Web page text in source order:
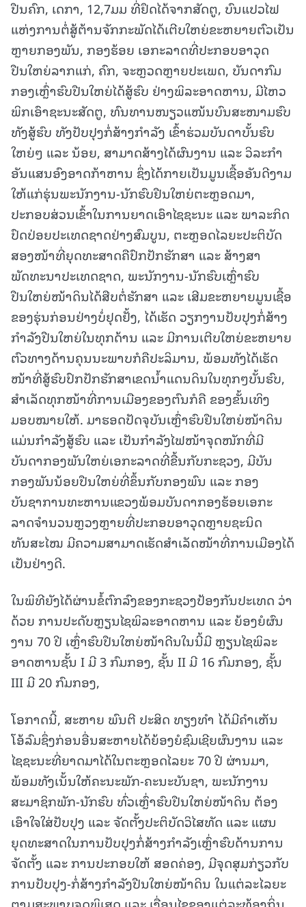
ປືນຄົກ, ເດກາ, 12,7ມມ ທີ່ຢຶດໄດ້ຈາກສັດຕູ, ບົນແປວໄຟ
ແຫ່ງການຕໍ່ສູ້ຕ້ານຈັກກະພັດໄດ້ເຕີບໃຫຍ່ຂະຫຍາຍຕົວເປັນ
ຫຼາຍກອງພັນ, ກອງຮ້ອຍ ເອກະລາດທີ່ປະກອບອາວຸດ
ປືນໃຫຍ່ລາກແກ່, ຄົກ, ຈະຫຼວດຫຼາຍປະເພດ, ບັນດາກົມ
ກອງເຫຼົ່າຮົບປືນໃຫຍ່ໄດ້ສູ້ຮົບ ຢ່າງພິລະອາດຫານ, ມີໄຫວ
ພິກເອົາຊະນະສັດຕູ, ທົນທານໜຽວແໜ້ນບົນສະໜາມຮົບ
ທັງສູ້ຮົບ ທັງປັບປຸງກໍ່ສ້າງກໍາລັງ ເຂົ້າຮ່ວມບັນດາບັ້ນຮົບ
ໃຫຍ່ໆ ແລະ ນ້ອຍ, ສາມາດສ້າງໄດ້ຜົນງານ ແລະ ວິລະກຳ
ອັນແສນອົງອາດກ້າຫານ ຊຶ່ງໄດ້ກາຍເປັນມູນເຊື້ອອັນດີງາມ
ໃຫ້ແກ່ຮຸ່ນພະນັກງານ-ນັກຮົບຢືນໃຫຍ່ຕະຫຼອດມາ,
ປະກອບສ່ວນເຂົ້າໃນການຍາດເອົາໄຊຊະນະ ແລະ ພາລະກິດ
ປົດປ່ອຍປະເທດຊາດຢ່າງສົມບູນ, ຕະຫຼອດໄລຍະປະຕິບັດ
ສອງໜ້າທີ່ຍຸດທະສາດຄືປົກປັກຮັກສາ ແລະ ສ້າງສາ
ພັດທະນາປະເທດຊາດ, ພະນັກງານ-ນັກຮົບເຫຼົ່າຮົບ
ປືນໃຫຍ່ໜ້າດິນໄດ້ສືບຕໍ່ຮັກສາ ແລະ ເສີມຂະຫຍາຍມູນເຊື້ອ
ຂອງຮຸ່ນກ່ອນຢ່າງບໍ່ຢຸດຢັ້ງ, ໄດ້ເຮັດ ວຽກງານປັບປຸງກໍ່ສ້າງ
ກຳລັງປືນໃຫຍ່ໃນທຸກດ້ານ ແລະ ມີການເຕີບໃຫຍ່ຂະຫຍາຍ
ຕົວທາງດ້ານຄຸນນະພາບກໍຄືປະລິມານ, ພ້ອມທັງໄດ້ເຮັດ
ໜ້າທີ່ສູ້ຮົບປົກປັກຮັກສາເຂດນໍ້າແດນດິນໃນທຸກໆບັ້ນຮົບ,
ສຳເລັດທຸກໜ້າທີ່ການເມືອງຂອງຕົນກໍຄື ຂອງຂັ້ນເທິງ
ມອບໝາຍໃຫ້. ມາຮອດປັດຈຸບັນເຫຼົ່າຮົບຢືນໃຫຍ່ໜ້າດິນ
ແມ່ນກຳລັງສູ້ຮົບ ແລະ ເປັນກໍາລັງໄຟໜ້າຈຸດໜັກທີ່ມີ
ບັນດາກອງພັນໃຫຍ່ເອກະລາດທີ່ຂື້ນກັບກະຊວງ, ມີບັນ
ກອງພັນນ້ອຍປືນໃຫຍ່ທີ່ຂຶ້ນກັບກອງພົນ ແລະ ກອງ
ບັນຊາການທະຫານແຂວງພ້ອມບັນດາກອງຮ້ອຍເອກະ
ລາດຈໍານວນຫຼວງຫຼາຍທີ່ປະກອບອາວຸດຫຼາຍຊະນິດ
ທັນສະໄໝ ມີຄວາມສາມາດເຮັດສຳເລັດໜ້າທີ່ການເມືອງໄດ້
ເປັນຢ່າງດີ.
ໃນພິທີຍັງໄດ້ຜ່ານຂໍ້ຕົກລົງຂອງກະຊວງປ້ອງກັນປະເທດ ວ່າ
ດ້ວຍ ການປະດັບຫຼຽນໄຊພິລະອາດຫານ ແລະ ຍ້ອງຍໍຜົນ
ງານ 70 ປີ ເຫຼົ່າຮົບປືນໃຫຍ່ໜ້າດີນໃນນີ້ມີ ຫຼຽນໄຊພິລະ
ອາດຫານຊັ້ນ I ມີ 3 ກົມກອງ, ຊັ້ນ II ມີ 16 ກົມກອງ, ຊັ້ນ
III ມີ 20 ກົມກອງ,
ໂອກາດນີ້, ສະຫາຍ ພົນຕີ ປະສິດ ທຽງທຳ ໄດ້ມີຄຳເຫັນ
ໂອ້ລົມຊຶ່ງກ່ອນອື່ນສະຫາຍໄດ້ຍ້ອງຍໍຊົມເຊີຍຜົນງານ ແລະ
ໄຊຊະນະທີ່ຍາດມາໄດ້ໃນຕະຫຼອດໄລຍະ 70 ປີ ຜ່ານມາ,
ພ້ອມທັງເນັ້ນໃຫ້ຄະນະພັກ-ຄະນະບັນຊາ, ພະນັກງານ
ສະມາຊິກພັກ-ນັກຮົບ ທົ່ວເຫຼົ່າຮົບປືນໃຫຍ່ໜ້າດິນ ຕ້ອງ
ເອົາໃຈໃສ່ປັບປຸງ ແລະ ຈັດຕັ້ງປະຕິບັດວິໄສທັດ ແລະ ແຜນ
ຍຸດທະສາດໃນການປັບປຸງກໍ່ສ້າງກໍາລັງເຫຼົ່າຮົບດ້ານການ
ຈັດຕັ້ງ ແລະ ການປະກອບໃຫ້ ສອດຄ່ອງ, ມີຈຸດສຸມກ່ຽວກັບ
ການປັບປຸງ-ກໍ່ສ້າງກໍາລັງປືນໃຫຍ່ໜ້າດິນ ໃນແຕ່ລະໄລຍະ